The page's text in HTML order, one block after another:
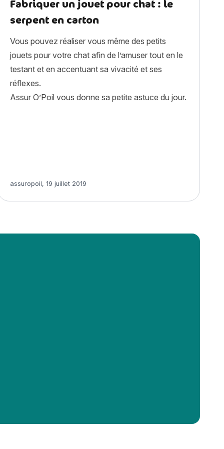
Fabriquer un jouet pour chat : le
serpent en carton
Vous pouvez réaliser vous même des petits
jouets pour votre chat afin de l’amuser tout en le
testant et en accentuant sa vivacité et ses
réflexes.
Assur O’Poil vous donne sa petite astuce du jour.
Article rédigé par
assuropoil, 19 juillet 2019